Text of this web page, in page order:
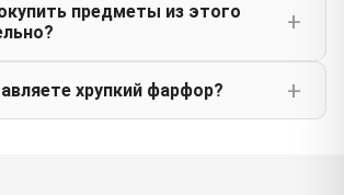
предметы из этого
хрупкий фарфор?